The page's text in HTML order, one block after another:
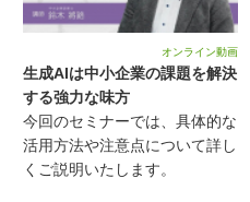
オンライン動画
生成AIは中小企業の課題を解決
する強力な味方
今回のセミナーでは、具体的な
活用方法や注意点について詳し
くご説明いたします。